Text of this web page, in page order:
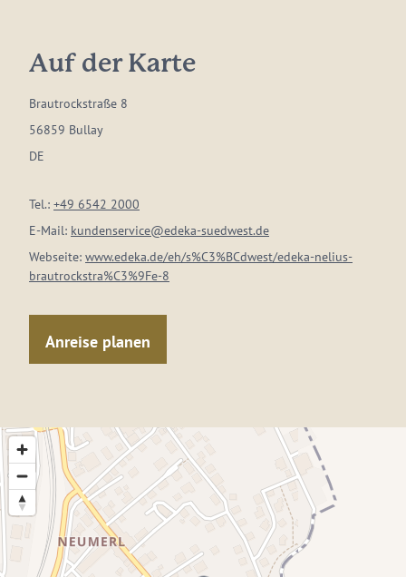
Auf der Karte
Brautrockstraße 8
56859 Bullay
DE
Tel.: +49 6542 2000
E-Mail: kundenservice@edeka-suedwest.de
Webseite: www.edeka.de/eh/s%C3%BCdwest/edeka-nelius-
brautrockstra%C3%9Fe-8
Anreise planen